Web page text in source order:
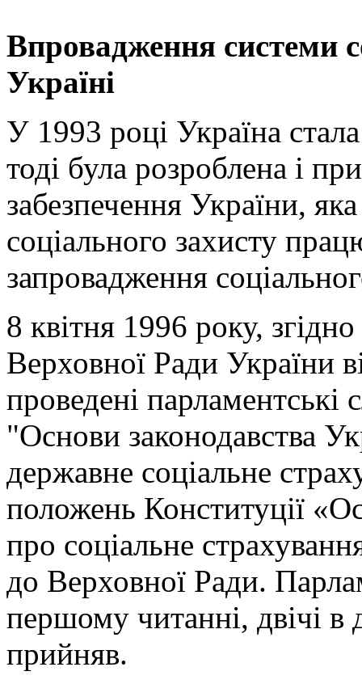
Впровадження системи
Україні
У 1993 році Україна
тоді була розроблена і
забезпечення України,
соціального захисту
запровадження
8 квітня 1996 року,
Верховної Ради України
проведені
"Основи законодавства
державне соціальне
положень Конституції
про соціальне
до Верховної Ради.
першому читанні, двічі в
прийняв.